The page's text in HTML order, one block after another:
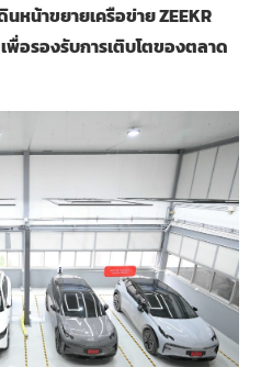
หน้าขยายเครือข่าย ZEEKR
อรองรับการเติบโตของตลาด